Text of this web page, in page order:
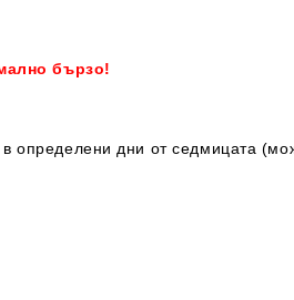
бързо!
определени дни от седмицата